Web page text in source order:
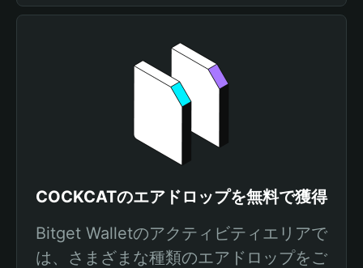
COCKCATのエアドロップを無料で獲得
Bitget Walletのアクティビティエリアで
は、さまざまな種類のエアドロップをご